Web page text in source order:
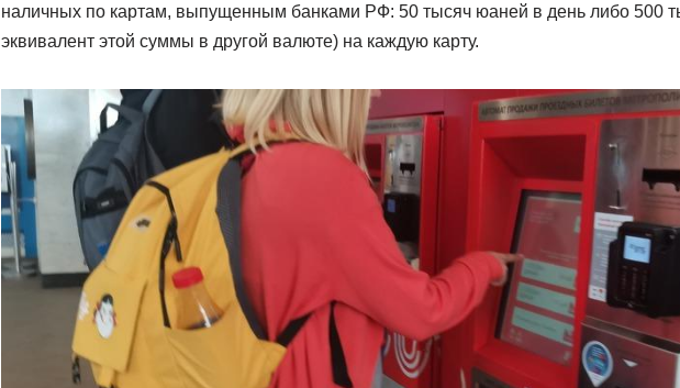
наличных по картам, выпущенным банками РФ: 50 тысяч юаней в день либо 500
эквивалент этой суммы в другой валюте) на каждую карту.